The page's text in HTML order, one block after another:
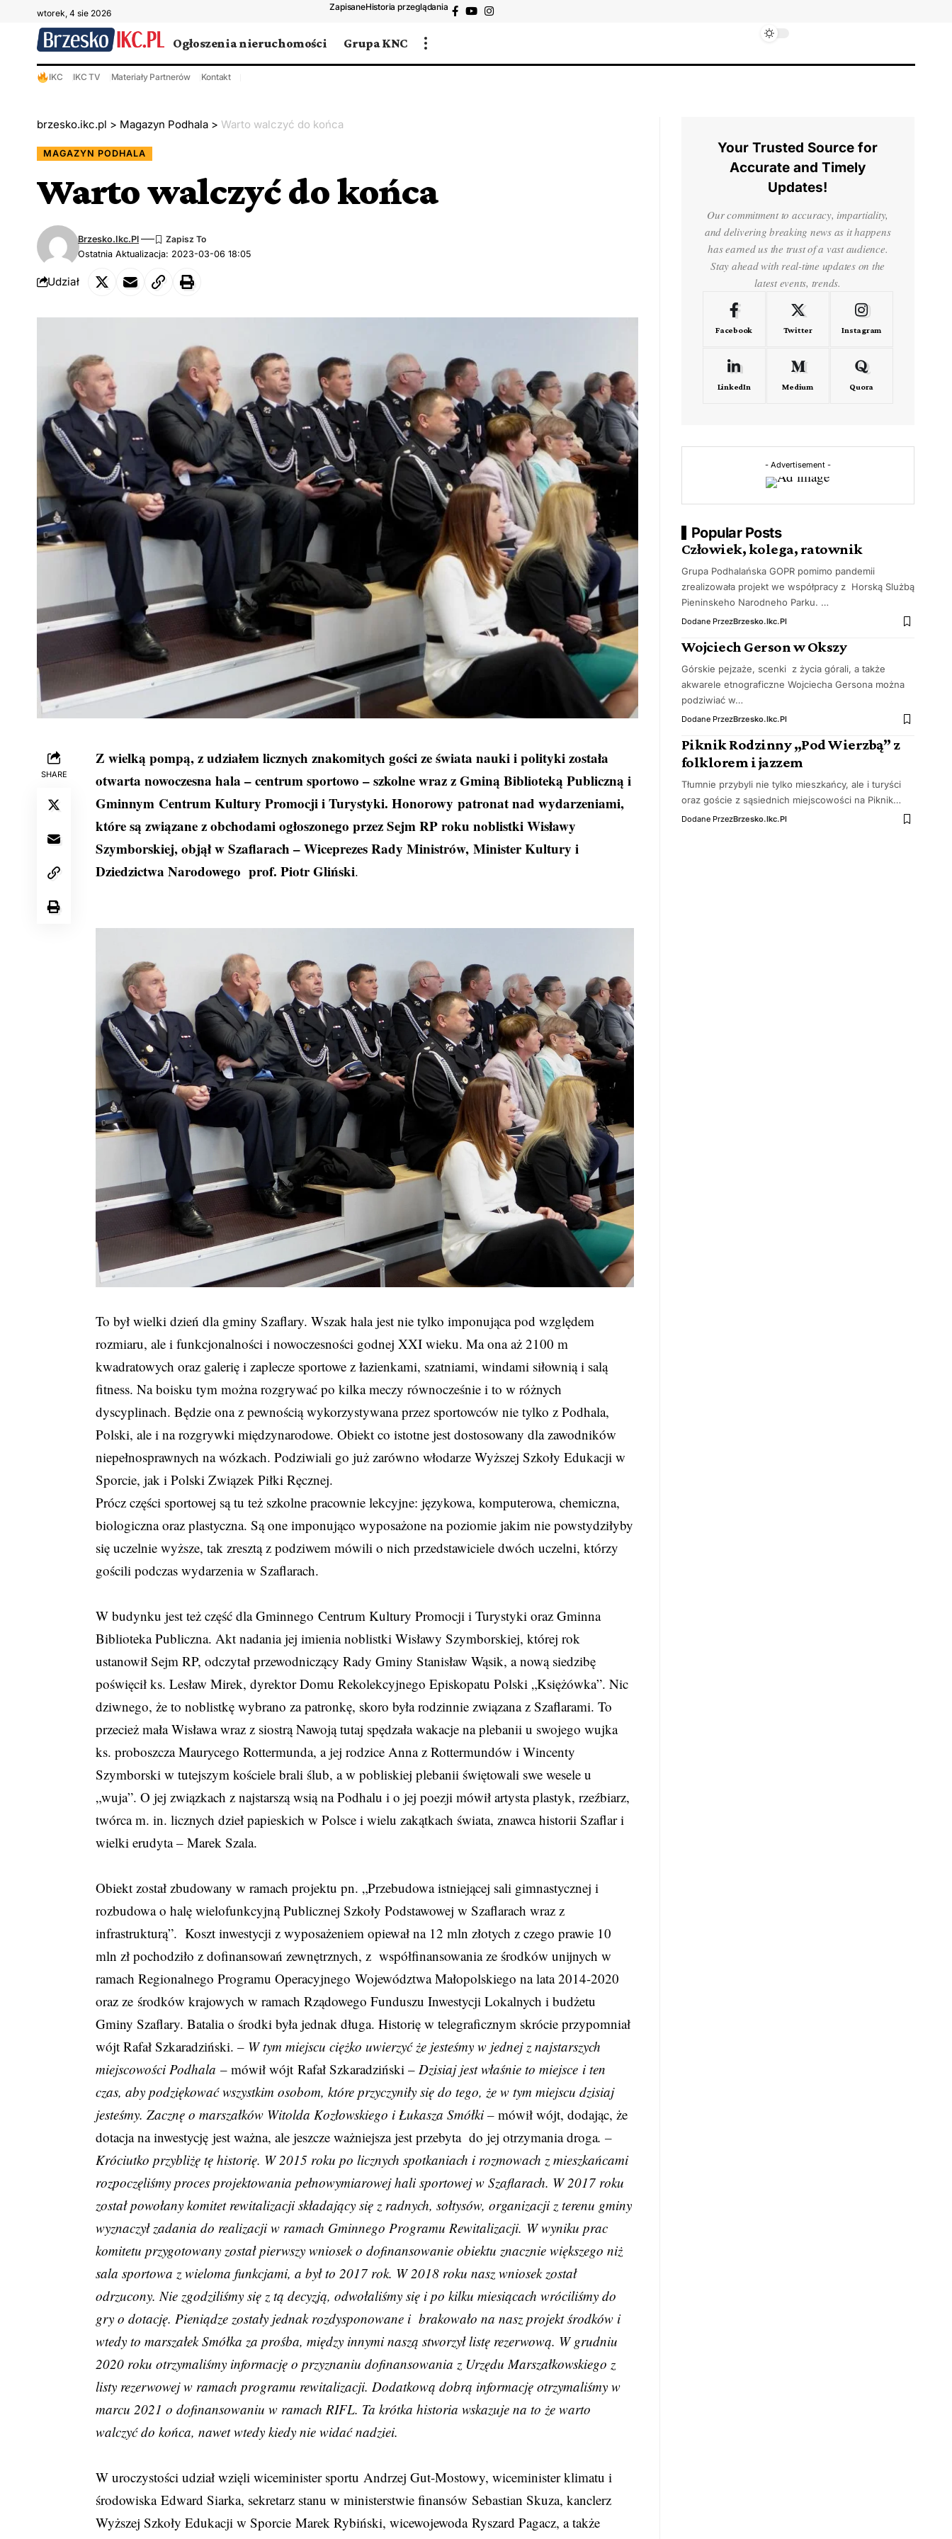
wtorek, 4 sie 2026
ZapisaneHistoria przeglądania
Ogłoszenia nieruchomości Grupa KNC
IKC IKC TV Materiały Partnerów Kontakt
brzesko.ikc.pl > Magazyn Podhala > Warto walczyć do końca
MAGAZYN PODHALA
Warto walczyć do końca
Ostatnia Aktualizacja: 2023-03-06 18:05
Brzesko.ikc.pl
Udział
SHARE
Z wielką pompą, z udziałem licznych znakomitych gości ze świata nauki i polityki została
otwarta nowoczesna hala – centrum sportowo – szkolne wraz z Gminą Biblioteką Publiczną i
Gminnym Centrum Kultury Promocji i Turystyki. Honorowy patronat nad wydarzeniami,
które są związane z obchodami ogłoszonego przez Sejm RP roku noblistki Wisławy
Szymborskiej, objął w Szaflarach – Wiceprezes Rady Ministrów, Minister Kultury i
Dziedzictwa Narodowego prof. Piotr Gliński.
To był wielki dzień dla gminy Szaflary. Wszak hala jest nie tylko imponująca pod względem
rozmiaru, ale i funkcjonalności i nowoczesności godnej XXI wieku. Ma ona aż 2100 m
kwadratowych oraz galerię i zaplecze sportowe z łazienkami, szatniami, windami siłownią i salą
fitness. Na boisku tym można rozgrywać po kilka meczy równocześnie i to w różnych
dyscyplinach. Będzie ona z pewnością wykorzystywana przez sportowców nie tylko z Podhala,
Polski, ale i na rozgrywki międzynarodowe. Obiekt co istotne jest dostosowany dla zawodników
niepełnosprawnych na wózkach. Podziwiali go już zarówno włodarze Wyższej Szkoły Edukacji w
Sporcie, jak i Polski Związek Piłki Ręcznej.
Prócz części sportowej są tu też szkolne pracownie lekcyjne: językowa, komputerowa, chemiczna,
biologiczna oraz plastyczna. Są one imponująco wyposażone na poziomie jakim nie powstydziłyby
się uczelnie wyższe, tak zresztą z podziwem mówili o nich przedstawiciele dwóch uczelni, którzy
gościli podczas wydarzenia w Szaflarach.
W budynku jest też część dla Gminnego Centrum Kultury Promocji i Turystyki oraz Gminna
Biblioteka Publiczna. Akt nadania jej imienia noblistki Wisławy Szymborskiej, której rok
ustanowił Sejm RP, odczytał przewodniczący Rady Gminy Stanisław Wąsik, a nową siedzibę
poświęcił ks. Lesław Mirek, dyrektor Domu Rekolekcyjnego Episkopatu Polski „Księżówka”. Nic
dziwnego, że to noblistkę wybrano za patronkę, skoro była rodzinnie związana z Szaflarami. To
przecież mała Wisława wraz z siostrą Nawoją tutaj spędzała wakacje na plebanii u swojego wujka
ks. proboszcza Maurycego Rottermunda, a jej rodzice Anna z Rottermundów i Wincenty
Szymborski w tutejszym kościele brali ślub, a w pobliskiej plebanii świętowali swe wesele u
„wuja”. O jej związkach z najstarszą wsią na Podhalu i o jej poezji mówił artysta plastyk, rzeźbiarz,
twórca m. in. licznych dzieł papieskich w Polsce i wielu zakątkach świata, znawca historii Szaflar i
wielki erudyta – Marek Szala.
Obiekt został zbudowany w ramach projektu pn. „Przebudowa istniejącej sali gimnastycznej i
rozbudowa o halę wielofunkcyjną Publicznej Szkoły Podstawowej w Szaflarach wraz z
infrastrukturą”. Koszt inwestycji z wyposażeniem opiewał na 12 mln złotych z czego prawie 10
mln zł pochodziło z dofinansowań zewnętrznych, z współfinansowania ze środków unijnych w
ramach Regionalnego Programu Operacyjnego Województwa Małopolskiego na lata 2014-2020
oraz ze środków krajowych w ramach Rządowego Funduszu Inwestycji Lokalnych i budżetu
Gminy Szaflary. Batalia o środki była jednak długa. Historię w telegraficznym skrócie przypomniał
wójt Rafał Szkaradziński.– W tym miejscu ciężko uwierzyć że jesteśmy w jednej z najstarszych
miejscowości Podhala – mówił wójt Rafał Szkaradziński –Dzisiaj jest właśnie to miejsce i ten
czas, aby podziękować wszystkim osobom, które przyczyniły się do tego, że w tym miejscu dzisiaj
jesteśmy. Zacznę o marszałków Witolda Kozłowskiego i Łukasza Smółki –mówił wójt, dodając, że
dotacja na inwestycję jest ważna, ale jeszcze ważniejsza jest przebyta do jej otrzymania droga. –
Króciutko przybliżę tę historię. W 2015 roku po licznych spotkaniach i rozmowach z mieszkańcami
rozpoczęliśmy proces projektowania pełnowymiarowej hali sportowej w Szaflarach. W 2017 roku
został powołany komitet rewitalizacji składający się z radnych, sołtysów, organizacji z terenu gminy
wyznaczył zadania do realizacji w ramach Gminnego Programu Rewitalizacji. W wyniku prac
komitetu przygotowany został pierwszy wniosek o dofinansowanie obiektu znacznie większego niż
sala sportowa z wieloma funkcjami, a był to 2017 rok. W 2018 roku nasz wniosek został
odrzucony. Nie zgodziliśmy się z tą decyzją, odwołaliśmy się i po kilku miesiącach wróciliśmy do
gry o dotację. Pieniądze zostały jednak rozdysponowane i brakowało na nasz projekt środków i
wtedy to marszałek Smółka za prośba, między innymi naszą stworzył listę rezerwową. W grudniu
2020 roku otrzymaliśmy informację o przyznaniu dofinansowania z Urzędu Marszałkowskiego z
listy rezerwowej w ramach programu rewitalizacji. Dodatkową dobrą informację otrzymaliśmy w
marcu 2021 o dofinansowaniu w ramach RIFL. Ta krótka historia wskazuje na to że warto
walczyć do końca, nawet wtedy kiedy nie widać nadziei.
W uroczystości udział wzięli wiceminister sportu Andrzej Gut-Mostowy, wiceminister klimatu i
środowiska Edward Siarka, sekretarz stanu w ministerstwie finansów Sebastian Skuza, kanclerz
Wyższej Szkoły Edukacji w Sporcie Marek Rybiński, wicewojewoda Ryszard Pagacz, a także
Your Trusted Source for
Accurate and Timely
Updates!
Our commitment to accuracy, impartiality,
and delivering breaking news as it happens
has earned us the trust of a vast audience.
Stay ahead with real-time updates on the
latest events, trends.
Facebook Twitter Instagram
LinkedIn Medium Quora
- Advertisement -
Popular Posts
Człowiek, kolega, ratownik
Grupa Podhalańska GOPR pomimo pandemii
zrealizowała projekt we współpracy z Horską Slużbą
Pieninskeho Narodneho Parku. …
Dodane PrzezBrzesko.ikc.pl
Wojciech Gerson w Okszy
Górskie pejzaże, scenki z życia górali, a także
akwarele etnograficzne Wojciecha Gersona można
podziwiać w…
Dodane PrzezBrzesko.ikc.pl
Piknik Rodzinny „Pod Wierzbą” z
folklorem i jazzem
Tłumnie przybyli nie tylko mieszkańcy, ale i turyści
oraz goście z sąsiednich miejscowości na Piknik…
Dodane PrzezBrzesko.ikc.pl